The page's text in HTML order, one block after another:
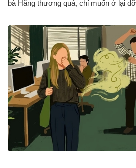
bà Hằng thương quá, chỉ muốn ở lại